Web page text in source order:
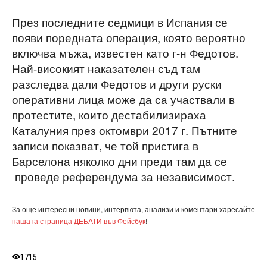
През последните седмици в Испания се
появи поредната операция, която вероятно
включва мъжа, известен като г-н Федотов.
Най-високият наказателен съд там
разследва дали Федотов и други руски
оперативни лица може да са участвали в
протестите, които дестабилизираха
Каталуния през октомври 2017 г. Пътните
записи показват, че той пристига в
Барселона няколко дни преди там да се
проведе референдума за независимост.
За още интересни новини, интервюта, анализи и коментари харесайте
нашата страница ДЕБАТИ във Фейсбук!
1715